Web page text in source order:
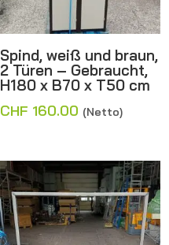
Spind, weiß und braun,
2 Türen – Gebraucht,
H180 x B70 x T50 cm
CHF 160.00 (Netto)